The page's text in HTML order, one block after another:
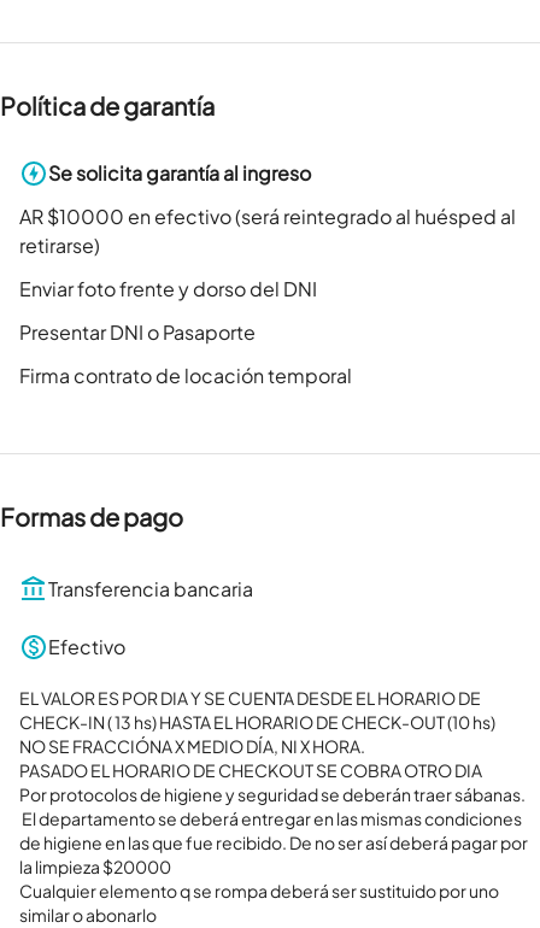
Política de garantía
Se solicita garantía al ingreso
AR $10000 en efectivo (será reintegrado al huésped al
retirarse)
Enviar foto frente y dorso del DNI
Presentar DNI o Pasaporte
Firma contrato de locación temporal
Formas de pago
Transferencia bancaria
Efectivo
EL VALOR ES POR DIA Y SE CUENTA DESDE EL HORARIO DE
CHECK-IN ( 13 hs) HASTA EL HORARIO DE CHECK-OUT (10 hs)
NO SE FRACCIÓNA X MEDIO DÍA, NI X HORA.
PASADO EL HORARIO DE CHECKOUT SE COBRA OTRO DIA
Por protocolos de higiene y seguridad se deberán traer sábanas.
de higiene en las que fue recibido. De no ser así deberá pagar por
la limpieza $20000
Cualquier elemento q se rompa deberá ser sustituido por uno
similar o abonarlo